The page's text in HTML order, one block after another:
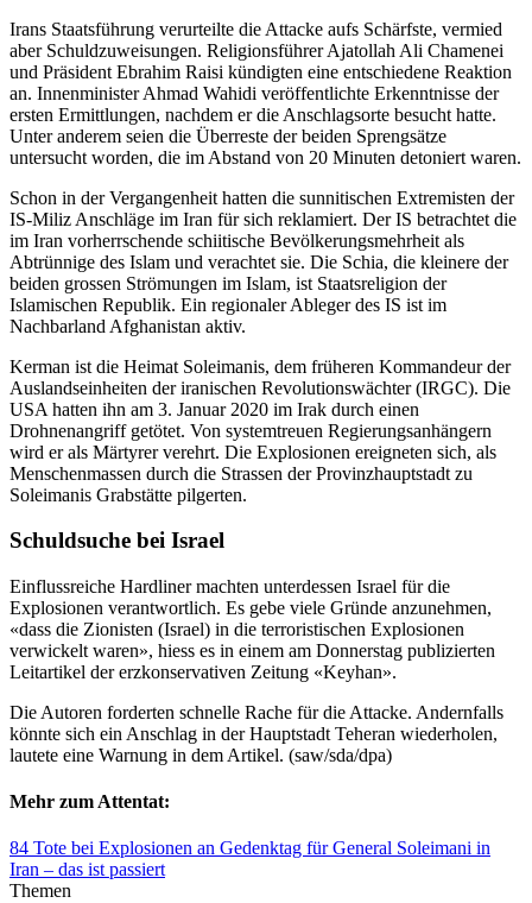
Irans Staatsführung verurteilte die Attacke aufs Schärfste, vermied
aber Schuldzuweisungen. Religionsführer Ajatollah Ali Chamenei
und Präsident Ebrahim Raisi kündigten eine entschiedene Reaktion
an. Innenminister Ahmad Wahidi veröffentlichte Erkenntnisse der
ersten Ermittlungen, nachdem er die Anschlagsorte besucht hatte.
Unter anderem seien die Überreste der beiden Sprengsätze
untersucht worden, die im Abstand von 20 Minuten detoniert waren.
Schon in der Vergangenheit hatten die sunnitischen Extremisten der
IS-Miliz Anschläge im Iran für sich reklamiert. Der IS betrachtet die
im Iran vorherrschende schiitische Bevölkerungsmehrheit als
Abtrünnige des Islam und verachtet sie. Die Schia, die kleinere der
beiden grossen Strömungen im Islam, ist Staatsreligion der
Islamischen Republik. Ein regionaler Ableger des IS ist im
Nachbarland Afghanistan aktiv.
Kerman ist die Heimat Soleimanis, dem früheren Kommandeur der
Auslandseinheiten der iranischen Revolutionswächter (IRGC). Die
USA hatten ihn am 3. Januar 2020 im Irak durch einen
Drohnenangriff getötet. Von systemtreuen Regierungsanhängern
wird er als Märtyrer verehrt. Die Explosionen ereigneten sich, als
Menschenmassen durch die Strassen der Provinzhauptstadt zu
Soleimanis Grabstätte pilgerten.
Schuldsuche bei Israel
Einflussreiche Hardliner machten unterdessen Israel für die
Explosionen verantwortlich. Es gebe viele Gründe anzunehmen,
«dass die Zionisten (Israel) in die terroristischen Explosionen
verwickelt waren», hiess es in einem am Donnerstag publizierten
Leitartikel der erzkonservativen Zeitung «Keyhan».
Die Autoren forderten schnelle Rache für die Attacke. Andernfalls
könnte sich ein Anschlag in der Hauptstadt Teheran wiederholen,
lautete eine Warnung in dem Artikel. (saw/sda/dpa)
Mehr zum Attentat:
84 Tote bei Explosionen an Gedenktag für General Soleimani in
Iran – das ist passiert
Themen